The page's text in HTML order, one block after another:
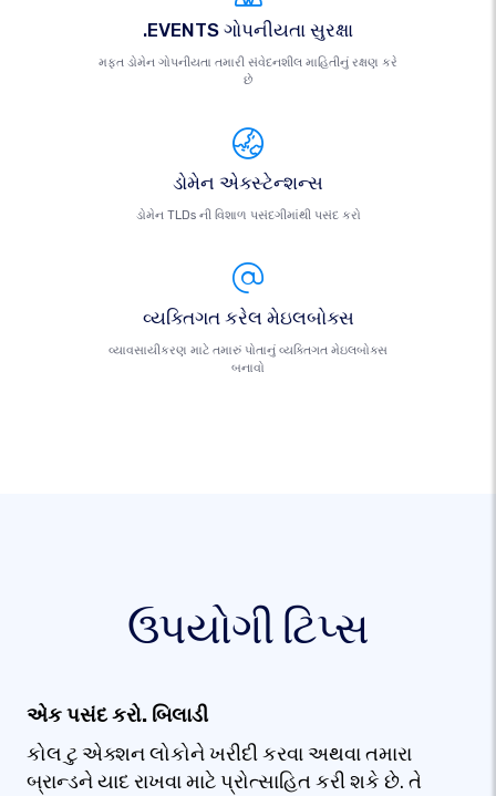
.EVENTS ગોપનીયતા સુરક્ષા
મફત ડોમેન ગોપનીયતા તમારી સંવેદનશીલ માહિતીનું રક્ષણ કરે
છે
ડોમેન એક્સ્ટેન્શન્સ
ડોમેન TLDs ની વિશાળ પસંદગીમાંથી પસંદ કરો
વ્યક્તિગત કરેલ મેઇલબોક્સ
વ્યાવસાયીકરણ માટે તમારું પોતાનું વ્યક્તિગત મેઇલબોક્સ
બનાવો
ઉપયોગી ટિપ્સ
એક પસંદ કરો. બિલાડી
કોલ ટુ એક્શન લોકોને ખરીદી કરવા અથવા તમારા
બ્રાન્ડને યાદ રાખવા માટે પ્રોત્સાહિત કરી શકે છે. તે